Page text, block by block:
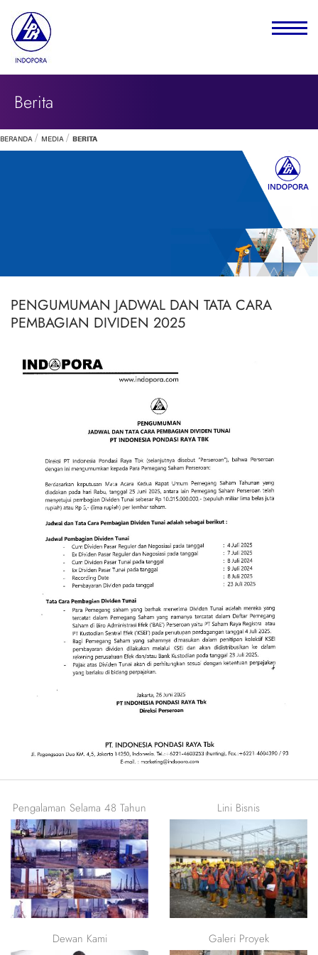
Berita
BERANDA MEDIA BERITA
PENGUMUMAN JADWAL DAN TATA CARA
PEMBAGIAN DIVIDEN 2025
Pengalaman Selama 48 Tahun Lini Bisnis
Profesional dalam bidang
pondasi, dinding penahan
tanah, dan perbaikan tanah.
Dewan Kami Galeri Proyek